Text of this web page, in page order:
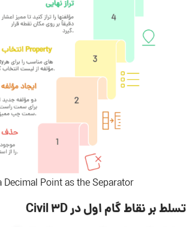
Decimal Point as the Separator
تسلط بر نقاط گام اول در Civil 3D